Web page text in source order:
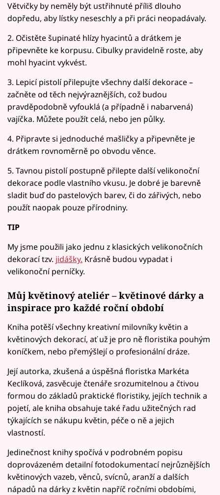
Větvičky by neměly být ustřihnuté příliš dlouho
dopředu, aby lístky neseschly a při práci neopadávaly.
2. Očistěte šupinaté hlízy hyacintů a drátkem je
připevněte ke korpusu. Cibulky pravidelně roste, aby
mohl hyacint vykvést.
3. Lepicí pistolí přilepujte všechny další dekorace –
začněte od těch nejvýraznějších, což budou
pravděpodobně vyfouklá (a případně i nabarvená)
vajíčka. Můžete použít celá, nebo jen půlky.
4. Připravte si jednoduché mašličky a připevněte je
drátkem rovnoměrně po obvodu věnce.
5. Tavnou pistolí postupně přilepte další velikonoční
dekorace podle vlastního vkusu. Je dobré je barevně
sladit buď do pastelových barev, či do zářivých, nebo
použít naopak pouze přírodniny.
TIP
My jsme použili jako jednu z klasických velikonočních
dekorací tzv. jidášky. Krásně budou vypadat i
velikonoční perníčky.
Můj květinový ateliér – květinové dárky a
inspirace pro každé roční období
Kniha potěší všechny kreativní milovníky květin a
květinových dekorací, ať už je pro ně floristika pouhým
koníčkem, nebo přemýšlejí o profesionální dráze.
Její autorka, zkušená a úspěšná floristka Markéta
Keclíková, zasvěcuje čtenáře srozumitelnou a čtivou
formou do základů praktické floristiky, jejích technik a
pojetí, ale kniha obsahuje také řadu užitečných rad
týkajících se nákupu květin, péče o ně a jejich
vlastností.
Jedinečnost knihy spočívá v podrobném popisu
doprovázeném detailní fotodokumentací nejrůznějších
květinových vazeb, věnců, svícnů, aranží a dalších
nápadů na dárky z květin napříč ročními obdobími,